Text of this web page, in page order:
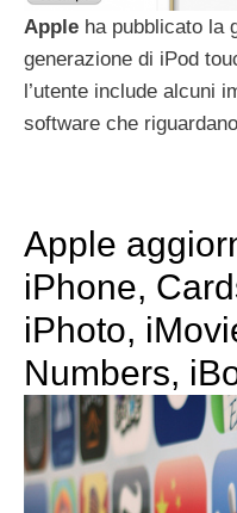
Apple ha pubblicato la
generazione di iPod
l’utente include alcuni
software che
Apple
iPhone,
iPhoto,
Numbers,